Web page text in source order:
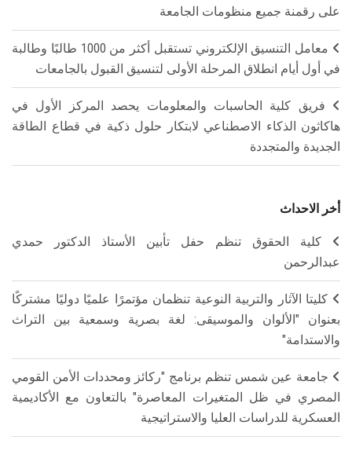
على رقمنة جميع منظومات الجامعة
معامل التنسيق الإلكتروني تستقبل أكثر من 1000 طالبًا وطالبة
في أول أيام انطلاق المرحلة الأولى لتنسيق القبول بالجامعات
فريق كلية الحاسبات والمعلومات يحصد المركز الأول في
هاكاثون الذكاء الاصطناعي لابتكار حلول ذكية في قطاع الطاقة
الجديدة والمتجددة
أخر الاحداث
كلية الحقوق تنظم حفل تأبين الأستاذ الدكتور حمدي
عبدالرحمن
كليتا الآثار والتربية النوعية تنظمان مؤتمرًا علميًا دوليًا مشتركًا
بعنوان "الألوان والموسيقى: لغة بصرية وسمعية بين التراث
والاستدامة"
جامعة عين شمس تنظم برنامج "ركائز ومحددات الأمن القومي
المصري في ظل المتغيرات المعاصرة" بالتعاون مع الأكاديمية
العسكرية للدراسات العليا والاستراتيجية